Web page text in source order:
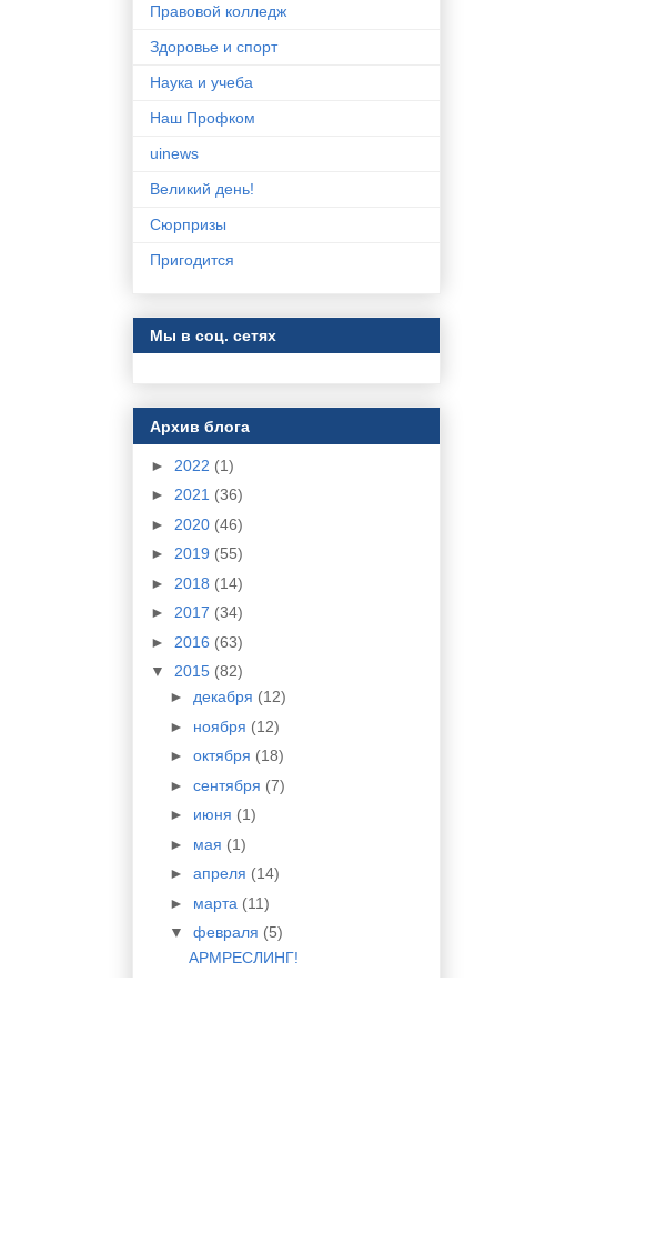
Правовой колледж
Здоровье и спорт
Наука и учеба
Наш Профком
uinews
Великий день!
Сюрпризы
Пригодится
Мы в соц. сетях
Архив блога
► 2022 (1)
► 2021 (36)
► 2020 (46)
► 2019 (55)
► 2018 (14)
► 2017 (34)
► 2016 (63)
▼ 2015 (82)
► декабря (12)
► ноября (12)
► октября (18)
► сентября (7)
► июня (1)
► мая (1)
► апреля (14)
► марта (11)
▼ февраля (5)
АРМРЕСЛИНГ!